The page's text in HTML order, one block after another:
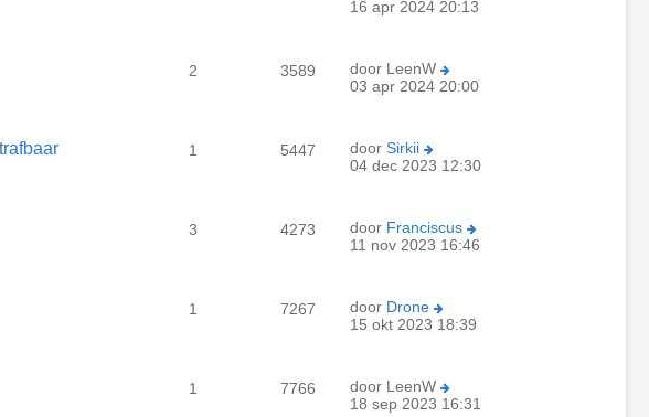
16 apr 2024 20:13
2 3589 door LeenW
03 apr 2024 20:00
1 5447 door Sirkii
04 dec 2023 12:30
3 4273 door Franciscus
11 nov 2023 16:46
1 7267 door Drone
15 okt 2023 18:39
1 7766 door LeenW
18 sep 2023 16:31